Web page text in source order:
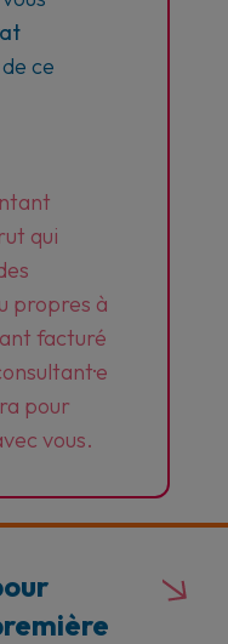
ce
qui
propres à
facturé
pour
vous.